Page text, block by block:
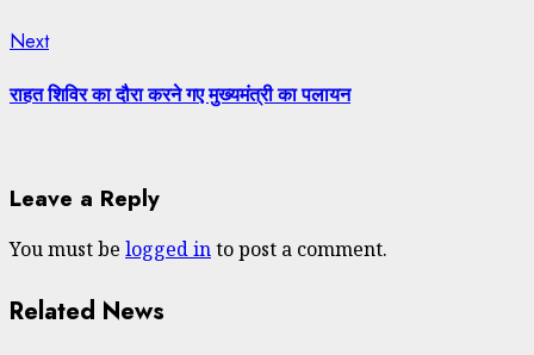
NextNext
राहत शिविर का दौरा करने गए मुख्यमंत्री का पलायन
Leave a Reply
You must be logged into post a comment.
Related News